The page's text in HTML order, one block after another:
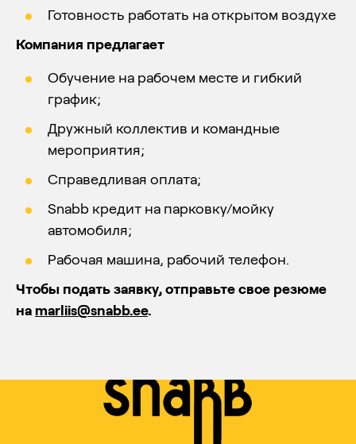
Готовность работать на открытом воздухе
Компания предлагает
Обучение на рабочем месте и гибкий
график;
Дружный коллектив и командные
мероприятия;
Справедливая оплата;
Snabb кредит на парковку/мойку
автомобиля;
Рабочая машина, рабочий телефон.
Чтобы подать заявку, отправьте свое резюме
на marliis@snabb.ee.